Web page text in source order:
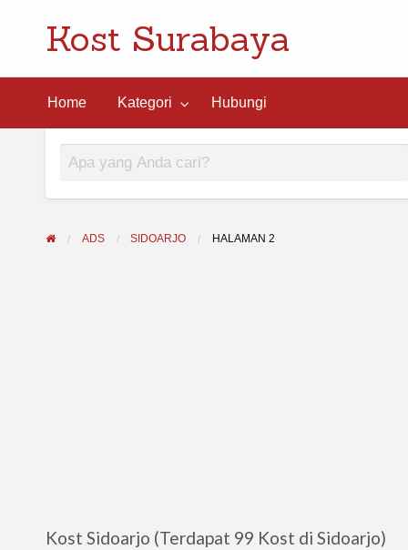
Kost Surabaya
Home Kategori Hubungi
ADS SIDOARJO HALAMAN 2
Kost Sidoarjo (Terdapat 99 Kost di Sidoarjo)